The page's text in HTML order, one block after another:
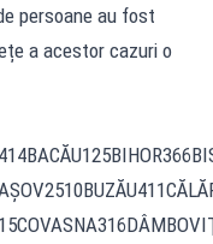
persoane au fost
a acestor cazuri o